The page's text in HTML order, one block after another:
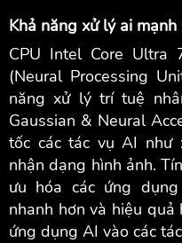
Khả năng xử lý ai
CPU Intel Core Ultra
(Neural Processing
năng xử lý trí tuệ
Gaussian & Neural
tốc các tác vụ AI
nhận dạng hình ảnh.
ưu hóa các ứng
nhanh hơn và hiệu
ứng dụng AI vào các